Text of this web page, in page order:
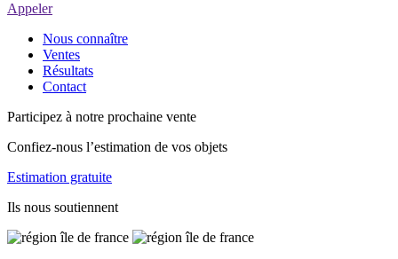
Appeler
Nous connaître
Ventes
Résultats
Contact
Participez à notre prochaine vente
Confiez-nous l’estimation de vos objets
Estimation gratuite
Ils nous soutiennent